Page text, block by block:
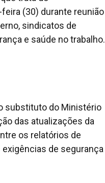
(30) durante reunião
sindicatos de
e saúde no trabalho.
substituto do Ministério
das atualizações da
os relatórios de
de segurança